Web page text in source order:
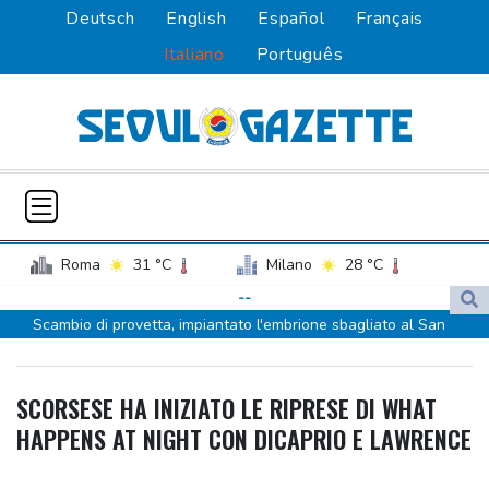
Deutsch English Español
Français
Italiano
Português
Roma 31 °C Milano
28 °C
Napoli
31 °C
--
Scambio di provetta, impiantato l'embrione sbagliato al San
Raffaele di Milano
Confesercenti, la mappa del Pil 2026: prima Bolzano +1,8%, frena
SCORSESE HA INIZIATO LE RIPRESE DI WHAT
HAPPENS AT NIGHT CON DICAPRIO E LAWRENCE